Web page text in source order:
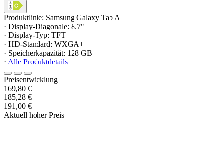
Produktlinie: Samsung Galaxy Tab A
· Display-Diagonale: 8.7"
· Display-Typ: TFT
· HD-Standard: WXGA+
· Speicherkapazität: 128 GB
· Alle Produktdetails
Preisentwicklung
169,80 €
185,28 €
191,00 €
Aktuell hoher Preis